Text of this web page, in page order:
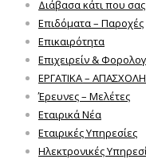
Διάβασα κάτι που
Επιδόματα – Παροχές
Επικαιρότητα
Επιχειρείν &
ΕΡΓΑΤΙΚΑ –
Έρευνες – Μελέτες
Εταιρικά Νέα
Εταιρικές Υπηρεσίες
Ηλεκτρονικές